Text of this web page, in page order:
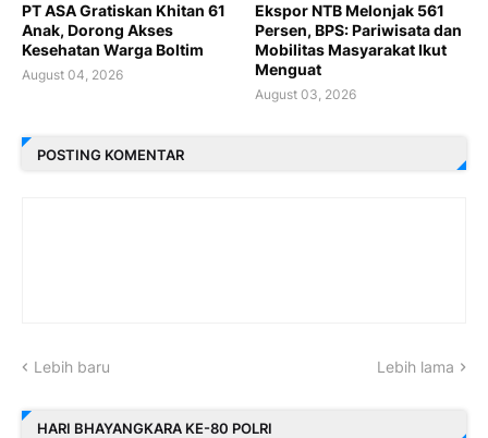
PT ASA Gratiskan Khitan 61
Anak, Dorong Akses
Kesehatan Warga Boltim
August 04, 2026
Ekspor NTB Melonjak 561
Persen, BPS: Pariwisata dan
Mobilitas Masyarakat Ikut
Menguat
August 03, 2026
POSTING KOMENTAR
Lebih baru Lebih lama
HARI BHAYANGKARA KE-80 POLRI